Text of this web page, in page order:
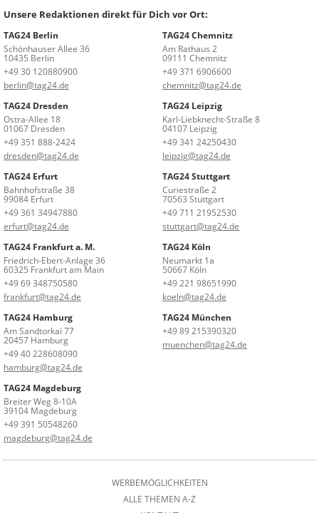
Unsere Redaktionen direkt für Dich vor Ort:
TAG24 Berlin
Schönhauser Allee 36
10435 Berlin
+49 30 120880900
berlin@tag24.de
TAG24 Chemnitz
Am Rathaus 2
09111 Chemnitz
+49 371 6906600
chemnitz@tag24.de
TAG24 Dresden
Ostra-Allee 18
01067 Dresden
+49 351 888-2424
dresden@tag24.de
TAG24 Leipzig
Karl-Liebknecht-Straße 8
04107 Leipzig
+49 341 24250430
leipzig@tag24.de
TAG24 Erfurt
Bahnhofstraße 38
99084 Erfurt
+49 361 34947880
erfurt@tag24.de
TAG24 Stuttgart
Curiestraße 2
70563 Stuttgart
+49 711 21952530
stuttgart@tag24.de
TAG24 Frankfurt a. M.
Friedrich-Ebert-Anlage 36
60325 Frankfurt am Main
+49 69 348750580
frankfurt@tag24.de
TAG24 Köln
Neumarkt 1a
50667 Köln
+49 221 98651990
koeln@tag24.de
TAG24 Hamburg
Am Sandtorkai 77
20457 Hamburg
+49 40 228608090
hamburg@tag24.de
TAG24 München
+49 89 215390320
muenchen@tag24.de
TAG24 Magdeburg
Breiter Weg 8-10A
39104 Magdeburg
+49 391 50548260
magdeburg@tag24.de
WERBEMÖGLICHKEITEN
ALLE THEMEN A-Z